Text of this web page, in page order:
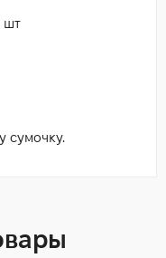
шт
сумочку.